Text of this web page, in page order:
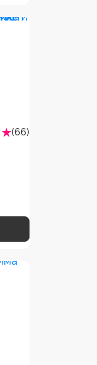
(66)